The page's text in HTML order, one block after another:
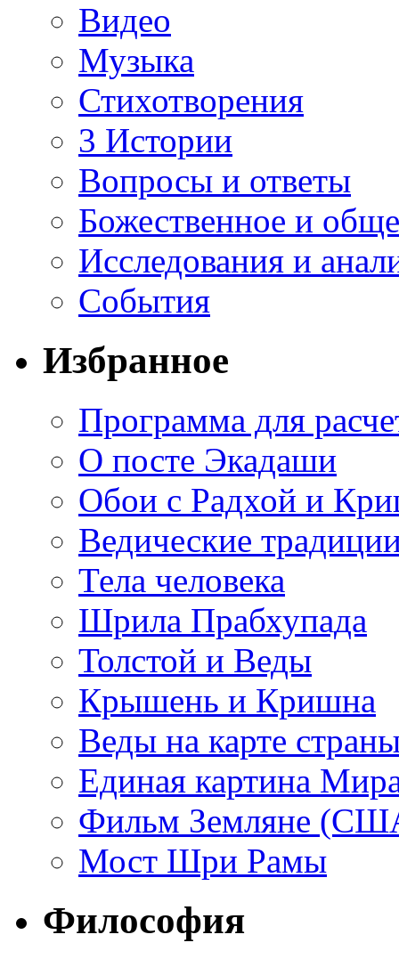
Видео
Музыка
Стихотворения
3 Истории
Вопросы и ответы
Божественное и
Исследования и
События
Избранное
Программа для
О посте Экадаши
Обои с Радхой и
Ведические
Тела человека
Шрила Прабхупада
Толстой и Веды
Крышень и Кришна
Веды на карте
Единая картина
Фильм Земляне
Мост Шри Рамы
Философия